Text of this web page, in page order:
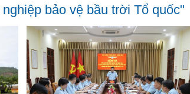
bảo vệ bầu trời Tổ quốc"